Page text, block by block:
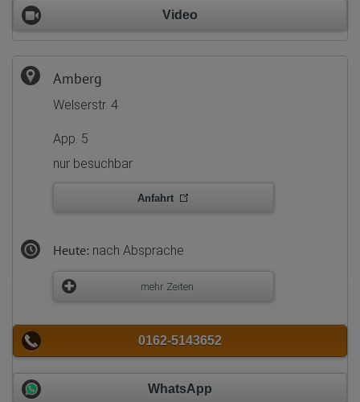
Video
Amberg
Welserstr. 4
App. 5
nur besuchbar
Anfahrt
Heute: nach Absprache
mehr Zeiten
0162-5143652
WhatsApp